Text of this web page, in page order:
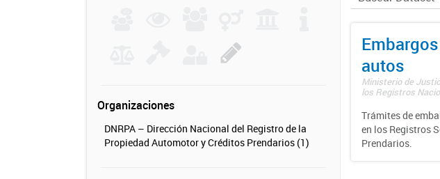
Organizaciones
DNRPA – Dirección Nacional del Registro de la
Propiedad Automotor y Créditos Prendarios (1)
autos
Ministerio de
los Registros
Trámites de
en los Registros
Prendarios.